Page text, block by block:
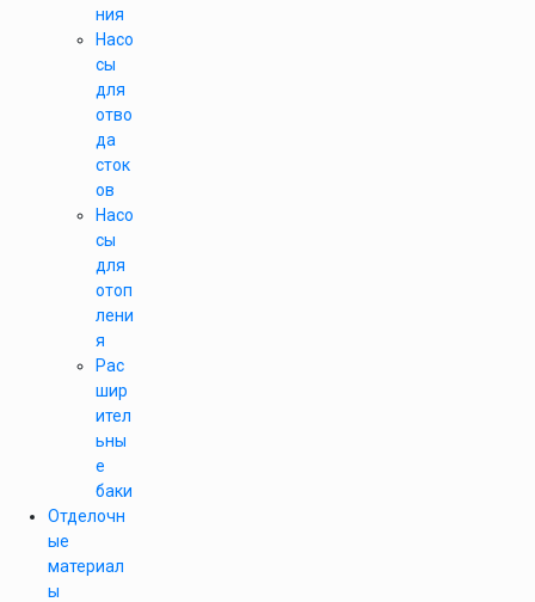
ния
Насо
сы
для
отво
да
сток
ов
Насо
сы
для
отоп
лени
я
Рас
шир
ител
ьны
е
баки
Отделочн
ые
материал
ы